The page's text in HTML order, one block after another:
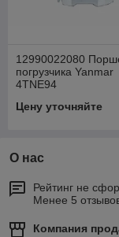
12990022080
погрузчика Yanmar
4TNE94
Цену уточняйте
О нас
Рейтинг не
Менее 5
Компания